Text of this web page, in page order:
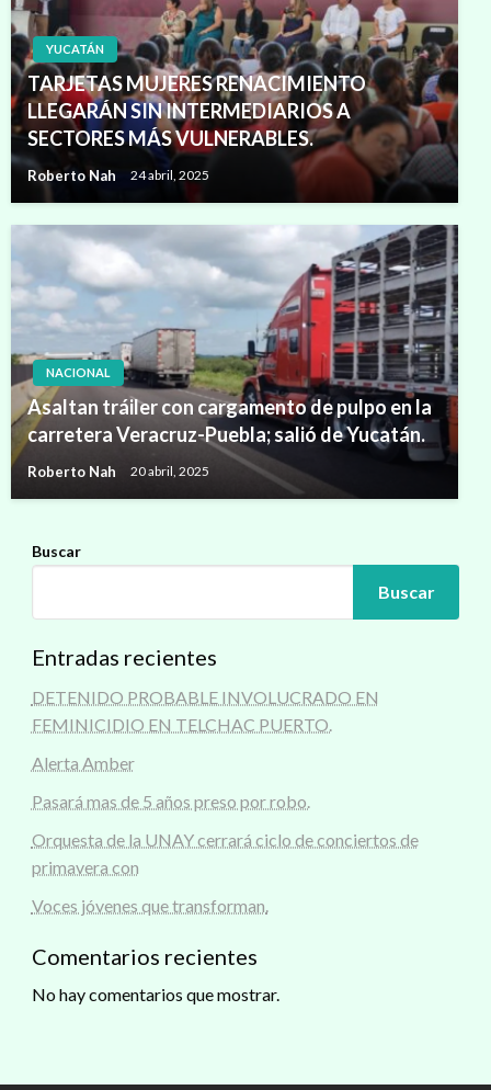
YUCATÁN
TARJETAS MUJERES RENACIMIENTO
LLEGARÁN SIN INTERMEDIARIOS A
SECTORES MÁS VULNERABLES.
Roberto Nah 24 abril, 2025
NACIONAL
Asaltan tráiler con cargamento de pulpo en la
carretera Veracruz-Puebla; salió de Yucatán.
Roberto Nah 20 abril, 2025
Buscar
Buscar
Entradas recientes
DETENIDO PROBABLE INVOLUCRADO EN
FEMINICIDIO EN TELCHAC PUERTO.
Alerta Amber
Pasará mas de 5 años preso por robo.
Orquesta de la UNAY cerrará ciclo de conciertos de
primavera con
Voces jóvenes que transforman.
Comentarios recientes
No hay comentarios que mostrar.